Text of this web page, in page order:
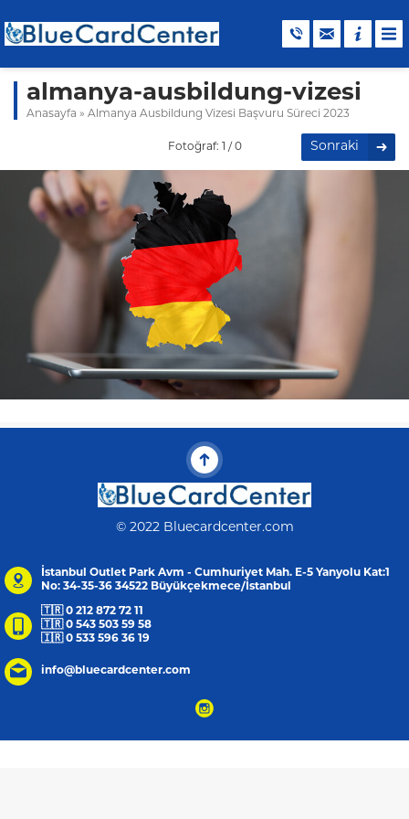
almanya-ausbildung-vizesi
Anasayfa » Almanya Ausbildung Vizesi Başvuru Süreci 2023
Fotoğraf: 1 / 0 Sonraki
© 2022 Bluecardcenter.com
İstanbul Outlet Park Avm - Cumhuriyet Mah. E-5 Yanyolu Kat:1
No: 34-35-36 34522 Büyükçekmece/İstanbul
🇹🇷 0 212 872 72 11
🇹🇷 0 543 503 59 58
🇮🇷 0 533 596 36 19
info@bluecardcenter.com